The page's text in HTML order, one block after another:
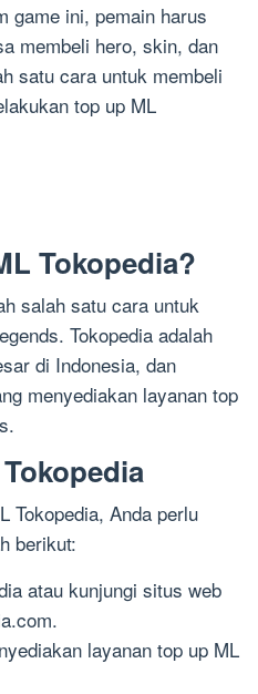
game ini, pemain harus
membeli hero, skin, dan
satu cara untuk membeli
top up ML
Tokopedia?
salah satu cara untuk
Tokopedia adalah
di Indonesia, dan
menyediakan layanan top
Tokopedia, Anda perlu
berikut:
atau kunjungi situs web
layanan top up ML